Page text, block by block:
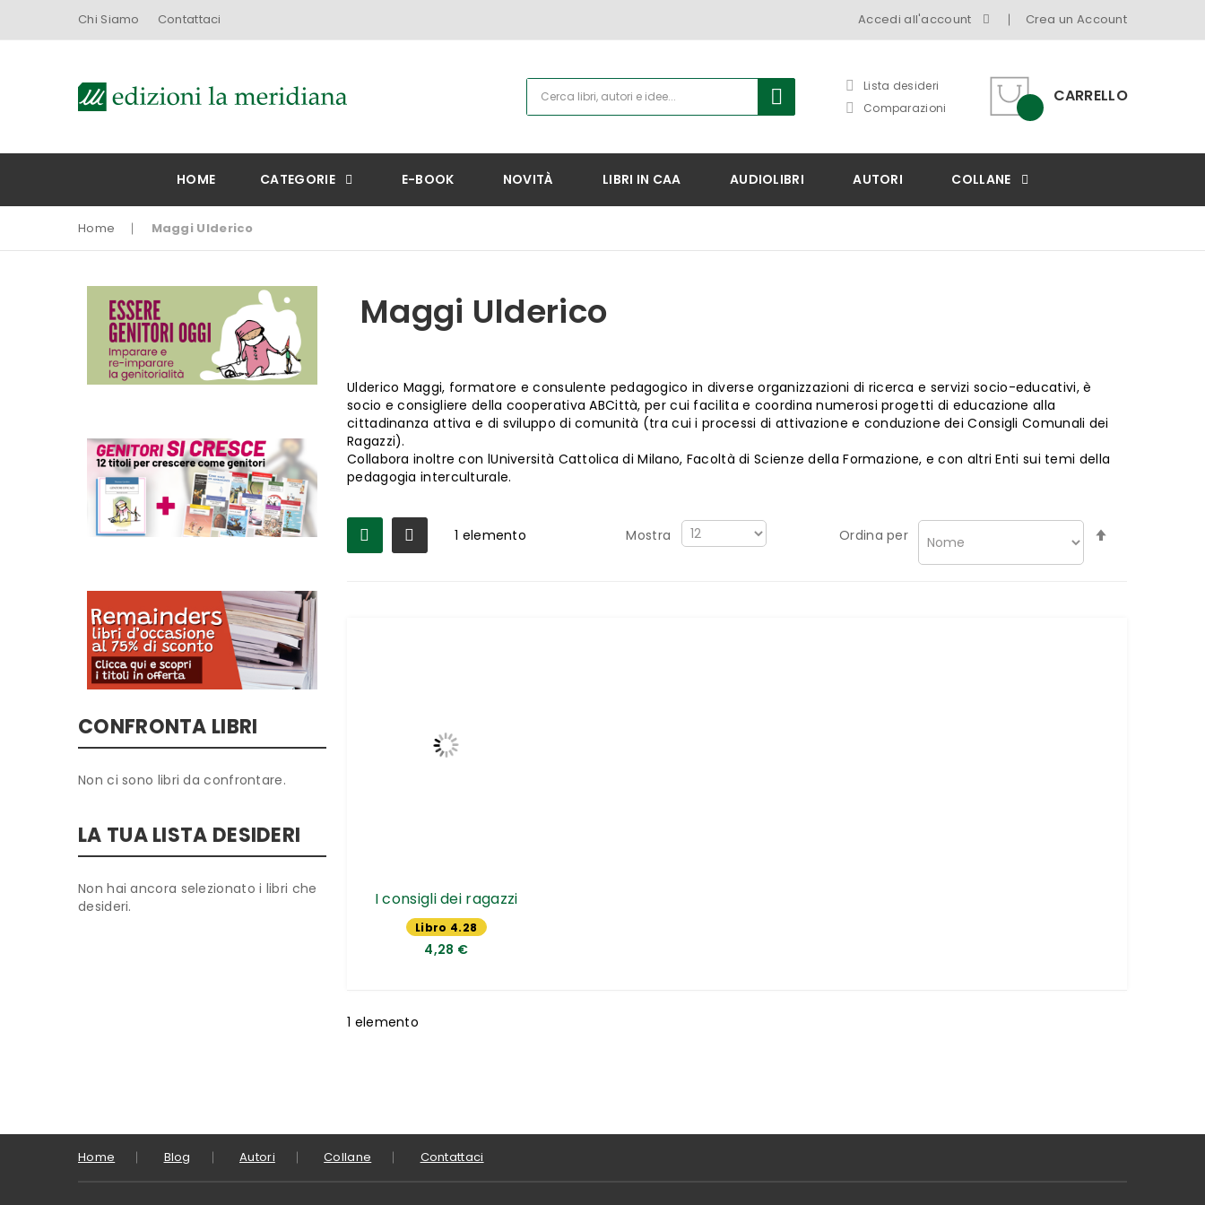
Chi Siamo Contattaci Accedi all'account Crea un Account
CARRELLO
Lista desideri
Comparazioni
HOME CATEGORIE E-BOOK NOVITÀ LIBRI IN CAA AUDIOLIBRI AUTORI COLLANE
Home Maggi Ulderico
Maggi Ulderico
Ulderico Maggi, formatore e consulente pedagogico in diverse organizzazioni di ricerca e servizi socio-educativi, è
socio e consigliere della cooperativa ABCittà, per cui facilita e coordina numerosi progetti di educazione alla
cittadinanza attiva e di sviluppo di comunità (tra cui i processi di attivazione e conduzione dei Consigli Comunali dei
Ragazzi).
Collabora inoltre con lUniversità Cattolica di Milano, Facoltà di Scienze della Formazione, e con altri Enti sui temi della
pedagogia interculturale.
1 elemento Mostra Ordina per
I consigli dei ragazzi
Libro 4.28
€
4,28 €
1 elemento
CONFRONTA LIBRI
Non ci sono libri da confrontare.
LA TUA LISTA DESIDERI
Non hai ancora selezionato i libri che
desideri.
Home Blog Autori Collane Contattaci